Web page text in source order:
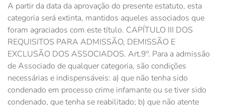
A partir da data da aprovação do presente estatuto, esta
categoria será extinta, mantidos aqueles associados que
foram agraciados com este título. CAPÍTULO III DOS
REQUISITOS PARA ADMISSÃO, DEMISSÃO E
EXCLUSÃO DOS ASSOCIADOS. Art.9º. Para a admissão
de Associado de qualquer categoria, são condições
necessárias e indispensáveis: a) que não tenha sido
condenado em processo crime infamante ou se tiver sido
condenado, que tenha se reabilitado; b) que não atente